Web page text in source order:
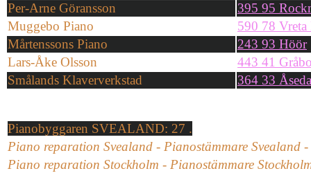
Per-Arne Göransson
395 95
Muggebo Piano
590 78 Vreta
Mårtenssons Piano
243 93 Höör
Lars-Åke Olsson
443 41
Smålands Klaververkstad
364 33 Åseda
Pianobyggaren SVEALAND: 27 .
Piano reparation Svealand - Pianostämmare Svealand
Piano reparation Stockholm - Pianostämmare